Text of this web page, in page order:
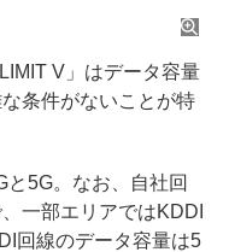
V」はデータ容量
条件がないことが特
5G。なお、自社回
一部エリアではKDDI
回線のデータ容量は5